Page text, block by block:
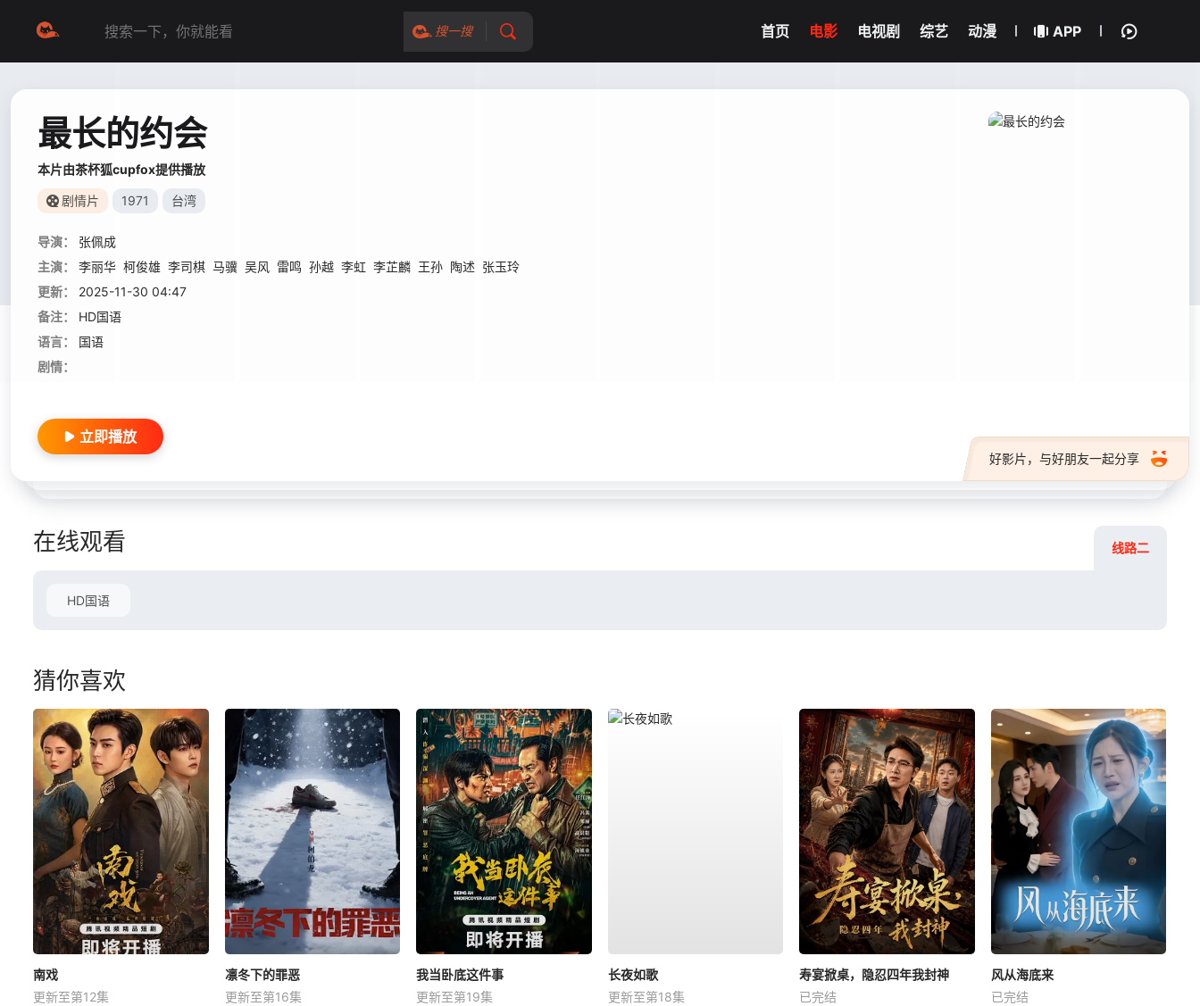
搜一搜 首页 电影 电视剧 综艺 动漫 APP
最长的约会
本片由茶杯狐cupfox提供播放
剧情片 1971 台湾
导演：
张佩成
主演：
李丽华 柯俊雄 李司棋 马骥 吴风 雷鸣 孙越 李虹 李芷麟 王孙 陶述 张玉玲
更新：
2025-11-30 04:47
备注：
HD国语
语言：
国语
剧情：
好影片，与好朋友一起分享
立即播放
在线观看 线路二
HD国语
猜你喜欢
南戏
更新至第12集
凛冬下的罪恶
更新至第16集
我当卧底这件事
更新至第19集
长夜如歌
更新至第18集
寿宴掀桌，隐忍四年我封神
已完结
风从海底来
已完结